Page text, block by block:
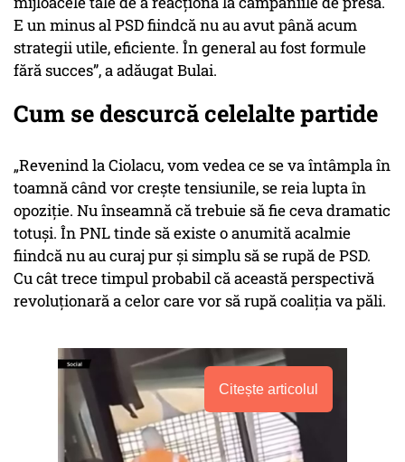
E un minus al PSD fiindcă nu au avut până acum
strategii utile, eficiente. În general au fost formule
fără succes”, a adăugat Bulai.
Cum se descurcă celelalte partide
„Revenind la Ciolacu, vom vedea ce se va întâmpla în
toamnă când vor crește tensiunile, se reia lupta în
opoziție. Nu înseamnă că trebuie să fie ceva dramatic
totuși. În PNL tinde să existe o anumită acalmie
fiindcă nu au curaj pur și simplu să se rupă de PSD.
Cu cât trece timpul probabil că această perspectivă
revoluționară a celor care vor să rupă coaliția va păli.
Citește articolul